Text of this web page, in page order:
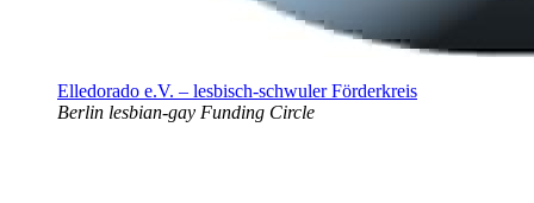
Elledorado e.V. – lesbisch-schwuler Förderkreis
Berlin lesbian-gay Funding Circle